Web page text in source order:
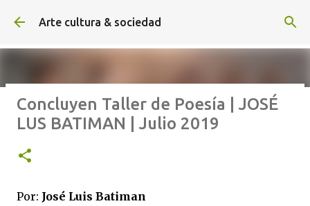
Ir al contenido principal
Arte cultura & sociedad
ALEXA DE HOYOS | El arte de
hacer cine sin excusas | ROBERTO
GARZA | Agosto 2026
Concluyen Taller de Poesía | JOSÉ
LUS BATIMAN | Julio 2019
Por: José Luis Batiman